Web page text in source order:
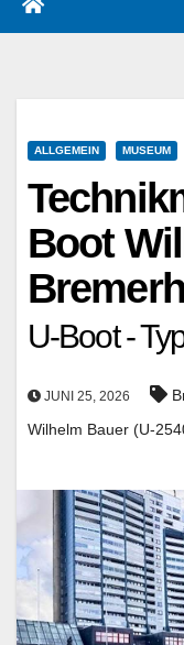
ALLGEMEIN MUSEUM
Boot
U-Boot -
JUNI 25, 2026
Wilhelm Bauer (U-